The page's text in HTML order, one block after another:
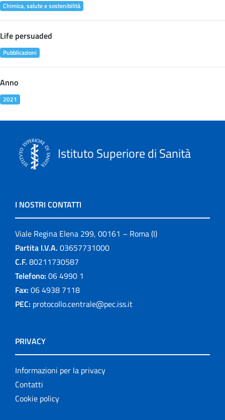
Chimica, salute e sostenibilità
Life persuaded
Pubblicazioni
Anno
2021
Istituto Superiore di Sanità
I NOSTRI CONTATTI
Viale Regina Elena 299, 00161 – Roma (I)
Partita I.V.A. 03657731000
C.F. 80211730587
Telefono: 06 4990 1
Fax: 06 4938 7118
PEC: protocollo.centrale@pec.iss.it
PRIVACY
Informazioni per la privacy
Contatti
Cookie policy